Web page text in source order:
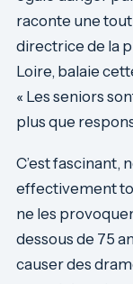
raconte une
directrice de la
Loire, balaie
« Les seniors
plus que
C’est fascinant,
effectivement
ne les
dessous de 75
causer des